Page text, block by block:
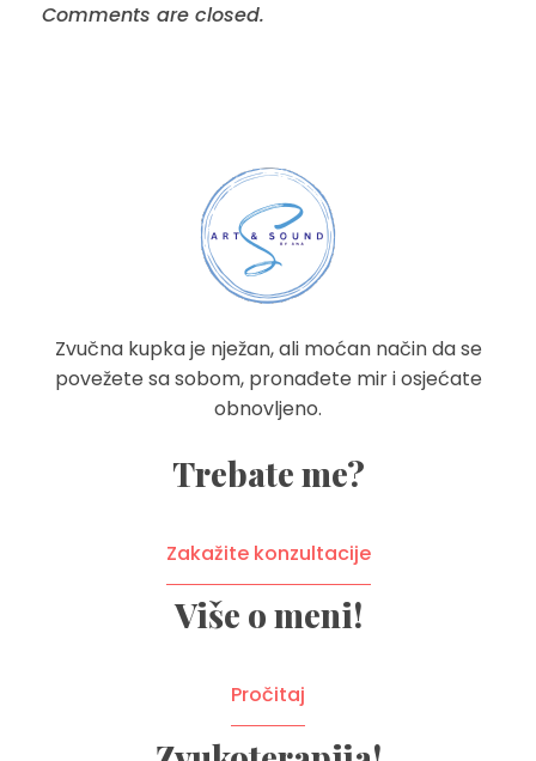
Comments are closed.
ART&SOUND
Zvučna kupka je nježan, ali moćan način da se
povežete sa sobom, pronađete mir i osjećate
obnovljeno.
Trebate me?
Zakažite konzultacije
Više o meni!
Pročitaj